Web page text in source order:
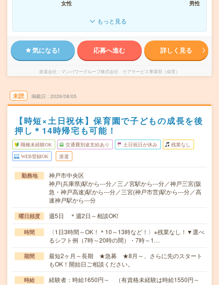
女性
男性
もっと見る
気になる! 応募へ進む 詳しく見る
派遣会社 マンパワーグループ株式会社 ケアサービス事業部（保育）
未読 掲載日 2026/08/05
【時短×土日祝休】保育園で子どもの成長を後
押し＊14時帰宅も可能！
職種未経験OK 交通費別途支給あり 土日祝日が休み 残業なし
WEB登録OK 派遣
勤務地
神戸市中央区
神戸(兵庫県)駅から---分／三ノ宮駅から---分／神戸三宮(阪
急・神戸高速)駅から---分／三宮(神戸市営)駅から---分／高
速神戸駅から---分
曜日頻度 週5日 ＊週2日～相談OK!
時間
〈1日3時間～OK！＊10～13時など！〉※残業なし！▼選べ
るシフト例（7時～20時の間）・7時～1…
期間
最短2ヶ月～長期 ★急募 ★8月～、さらに先のスタート
もOK！開始日ご相談ください。
時給
経験者：時給1650円～ （有資格未経験は時給1550円～